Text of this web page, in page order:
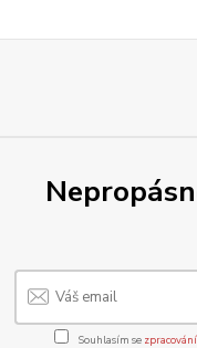
Souhlasím se